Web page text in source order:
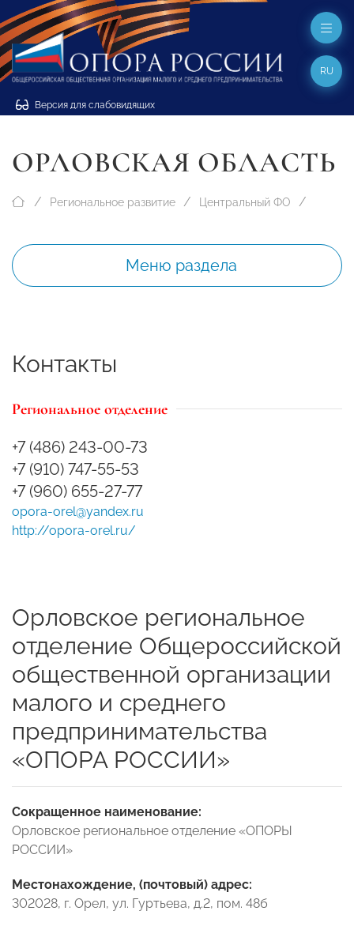
Версия для слабовидящих
RU
ОРЛОВСКАЯ ОБЛАСТЬ
Региональное развитие Центральный ФО
Меню раздела
Контакты
Региональное отделение
+7 (486) 243-00-73
+7 (910) 747-55-53
+7 (960) 655-27-77
opora-orel@yandex.ru
http://opora-orel.ru/
Орловское региональное
отделение Общероссийской
общественной организации
малого и среднего
предпринимательства
«ОПОРА РОССИИ»
Сокращенное наименование:
Орловское региональное отделение «ОПОРЫ
РОССИИ»
Местонахождение, (почтовый) адрес:
302028, г. Орел, ул. Гуртьева, д.2, пом. 48б